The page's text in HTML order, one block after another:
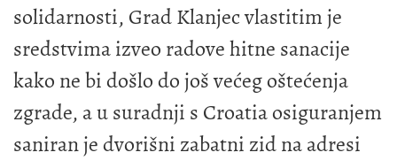
solidarnosti, Grad Klanjec vlastitim je
sredstvima izveo radove hitne sanacije
kako ne bi došlo do još većeg oštećenja
zgrade, a u suradnji s Croatia osiguranjem
saniran je dvorišni zabatni zid na adresi